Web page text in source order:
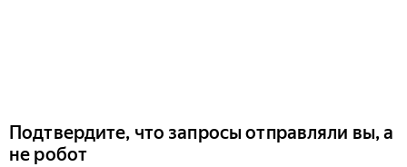
Подтвердите, что запросы отправляли вы, а
не робот